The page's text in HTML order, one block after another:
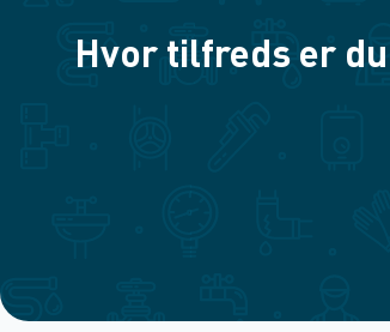
Hvor tilfreds er